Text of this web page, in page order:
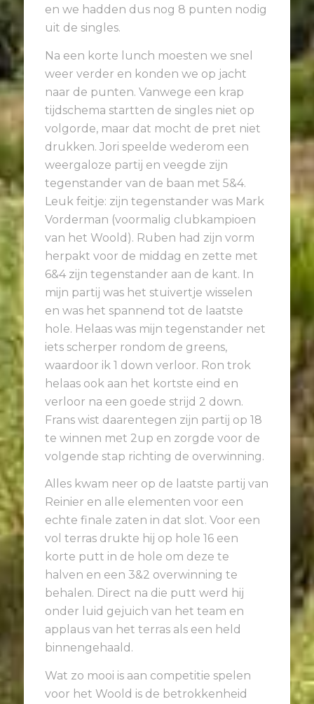
en we hadden dus nog 8 punten nodig
uit de singles.
Na een korte lunch moesten we snel
weer verder en konden we op jacht
naar de punten. Vanwege een krap
tijdschema startten de singles niet op
volgorde, maar dat mocht de pret niet
drukken. Jori speelde wederom een
weergaloze partij en veegde zijn
tegenstander van de baan met 5&4.
Leuk feitje: zijn tegenstander was Mark
Vorderman (voormalig clubkampioen
van het Woold). Ruben had zijn vorm
herpakt voor de middag en zette met
6&4 zijn tegenstander aan de kant. In
mijn partij was het stuivertje wisselen
en was het spannend tot de laatste
hole. Helaas was mijn tegenstander net
iets scherper rondom de greens,
waardoor ik 1 down verloor. Ron trok
helaas ook aan het kortste eind en
verloor na een goede strijd 2 down.
Frans wist daarentegen zijn partij op 18
te winnen met 2up en zorgde voor de
volgende stap richting de overwinning.
Alles kwam neer op de laatste partij van
Reinier en alle elementen voor een
echte finale zaten in dat slot. Voor een
vol terras drukte hij op hole 16 een
korte putt in de hole om deze te
halven en een 3&2 overwinning te
behalen. Direct na die putt werd hij
onder luid gejuich van het team en
applaus van het terras als een held
binnengehaald.
Wat zo mooi is aan competitie spelen
voor het Woold is de betrokkenheid